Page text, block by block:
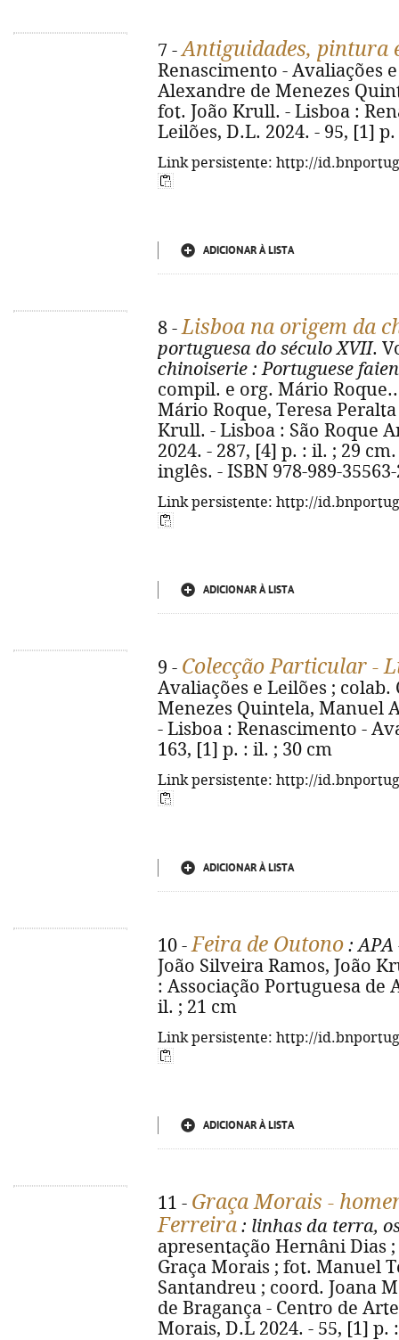
7 -Antiguidades, pintura
Renascimento - Avaliações
Alexandre de Menezes
fot. João Krull. - Lisboa :
Leilões, D.L. 2024. - 95, [1]
Link persistente: http://
ADICIONAR À LISTA
8 -Lisboa na origem da
portuguesa do século XVII.
chinoiserie : Portuguese
compil. e org. Mário
Mário Roque, Teresa
Krull. - Lisboa : São Roque
2024. - 287, [4] p. : il. ; 29
inglês. - ISBN 978-989-
Link persistente: http://
ADICIONAR À LISTA
9 - Colecção Particular -
Avaliações e Leilões ;
Menezes Quintela, Manuel
- Lisboa : Renascimento -
163, [1] p. : il. ; 30 cm
Link persistente: http://
ADICIONAR À LISTA
10 -Feira de Outono :
João Silveira Ramos, João
: Associação Portuguesa de
il. ; 21 cm
Link persistente: http://
ADICIONAR À LISTA
11 - Graça Morais -
Ferreira : linhas da terra,
apresentação Hernâni Dias
Graça Morais ; fot. Manuel
Santandreu ; coord. Joana
de Bragança - Centro de
Morais, D.L 2024. - 55, [1] p.